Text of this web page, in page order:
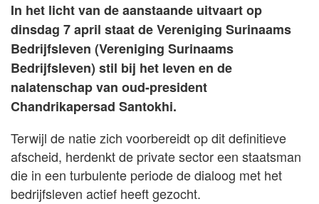
In het licht van de aanstaande uitvaart op
dinsdag 7 april staat de Vereniging Surinaams
Bedrijfsleven (Vereniging Surinaams
Bedrijfsleven) stil bij het leven en de
nalatenschap van oud-president
Chandrikapersad Santokhi.
Terwijl de natie zich voorbereidt op dit definitieve
afscheid, herdenkt de private sector een staatsman
die in een turbulente periode de dialoog met het
bedrijfsleven actief heeft gezocht.